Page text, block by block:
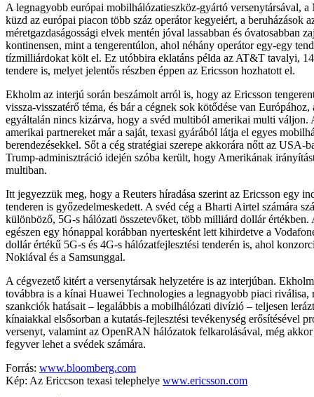
A legnagyobb európai mobilhálózatieszköz-gyártó versenytársával,
küzd az európai piacon több száz operátor kegyeiért, a beruházások
méretgazdaságossági elvek mentén jóval lassabban és óvatosabban
kontinensen, mint a tengerentúlon, ahol néhány operátor egy-egy
tízmilliárdokat költ el. Ez utóbbira eklatáns példa az AT&T tavalyi,
tendere is, melyet jelentős részben éppen az Ericsson hozhatott el.
Ekholm az interjú során beszámolt arról is, hogy az Ericsson
vissza-visszatérő téma, és bár a cégnek sok kötődése van
egyáltalán nincs kizárva, hogy a svéd multiból amerikai multi váljon.
amerikai partnereket már a saját, texasi gyárából látja el egyes
berendezésekkel. Sőt a cég stratégiai szerepe akkorára nőtt az USA-
Trump-adminisztráció idején szóba került, hogy Amerikának
multiban.
Itt jegyezzük meg, hogy a Reuters híradása szerint az Ericsson egy
tenderen is győzedelmeskedett. A svéd cég a Bharti Airtel számára
különböző, 5G-s hálózati összetevőket, több milliárd dollár értékben.
egészen egy hónappal korábban nyertesként lett kihirdetve a
dollár értékű 5G-s és 4G-s hálózatfejlesztési tenderén is, ahol
Nokiával és a Samsunggal.
A cégvezető kitért a versenytársak helyzetére is az interjúban.
továbbra is a kínai Huawei Technologies a legnagyobb piaci riválisa,
szankciók hatásait – legalábbis a mobilhálózati divízió – teljesen
kínaiakkal elsősorban a kutatás-fejlesztési tevékenység erősítésével
versenyt, valamint az OpenRAN hálózatok felkarolásával, még
fegyver lehet a svédek számára.
Forrás: www.bloomberg.com
Kép: Az Ericcson texasi telephelye www.ericsson.com